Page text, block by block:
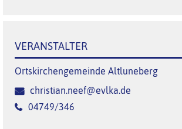
VERANSTALTER
Ortskirchengemeinde Altluneberg
christian.neef@evlka.de
04749/346